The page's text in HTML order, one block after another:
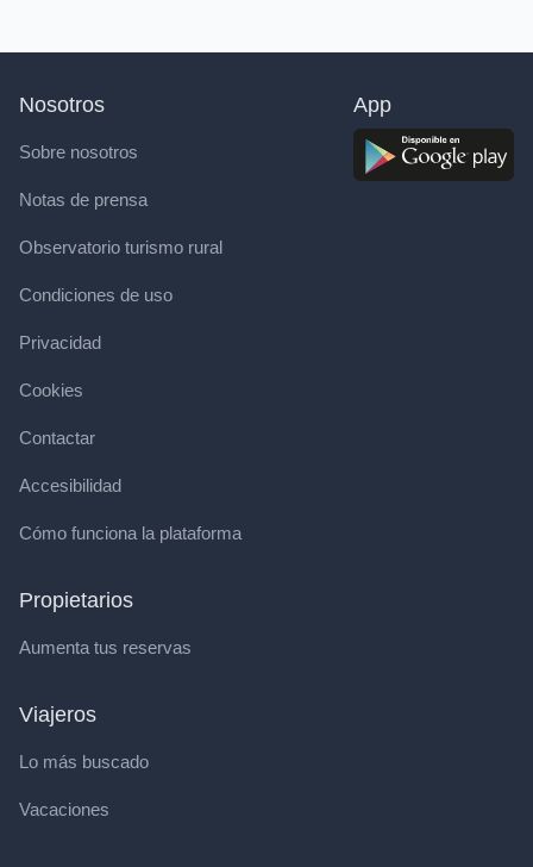
Nosotros
Sobre nosotros
Notas de prensa
Observatorio turismo rural
Condiciones de uso
Privacidad
Cookies
Contactar
Accesibilidad
Cómo funciona la plataforma
Propietarios
Aumenta tus reservas
Viajeros
Lo más buscado
Vacaciones
App